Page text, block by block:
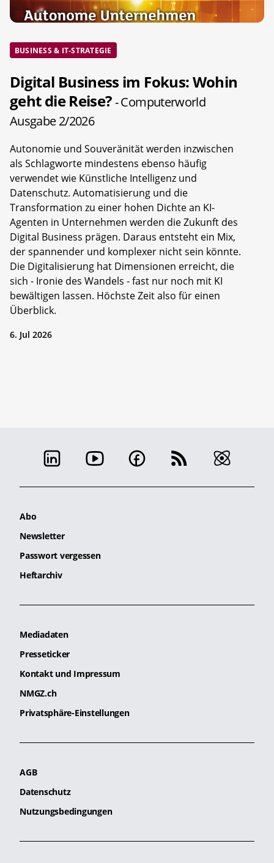
BUSINESS & IT-STRATEGIE
Digital Business im Fokus: Wohin
geht die Reise?- Computerworld
Ausgabe 2/2026
Autonomie und Souveränität werden inzwischen
als Schlagworte mindestens ebenso häufig
verwendet wie Künstliche Intelligenz und
Datenschutz. Automatisierung und die
Transformation zu einer hohen Dichte an KI-
Agenten in Unternehmen werden die Zukunft des
Digital Business prägen. Daraus entsteht ein Mix,
der spannender und komplexer nicht sein könnte.
Die Digitalisierung hat Dimensionen erreicht, die
sich - Ironie des Wandels - fast nur noch mit KI
bewältigen lassen. Höchste Zeit also für einen
Überblick.
6. Jul 2026
Abo
Newsletter
Passwort vergessen
Heftarchiv
Mediadaten
Presseticker
Kontakt und Impressum
NMGZ.ch
Privatsphäre-Einstellungen
AGB
Datenschutz
Nutzungsbedingungen